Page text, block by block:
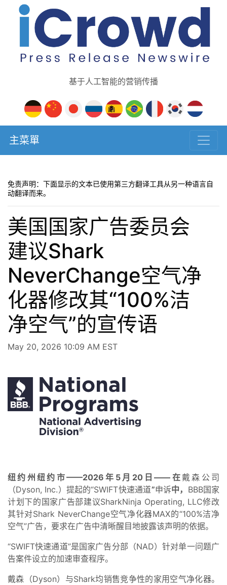
基于人工智能的营销传播
主菜單
免责声明：下面显示的文本已使用第三方翻译工具从另一种语言自
动翻译而来。
美国国家广告委员会
建议Shark
NeverChange空气净
化器修改其“100%洁
净空气”的宣传语
May 20, 2026 10:09 AM EST
纽约州纽约市——2026年5月20日——在戴森公司
（Dyson, Inc.）提起的“SWIFT快速通道”申诉中， BBB国家
计划下的国家广告部建议SharkNinja Operating, LLC修改
其针对Shark NeverChange空气净化器MAX的“100%洁净
空气”广告，要求在广告中清晰醒目地披露该声明的依据。
“SWIFT快速通道”是国家广告分部（NAD）针对单一问题广
告案件设立的加速审查程序。
戴森（Dyson）与Shark均销售竞争性的家用空气净化器。